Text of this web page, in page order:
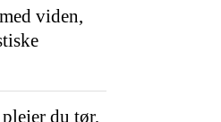
viden,
du tør,